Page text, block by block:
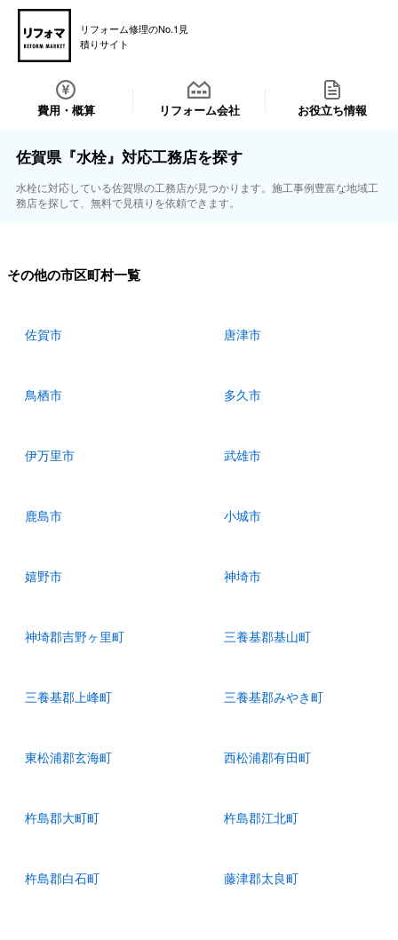
リフォーム修理のNo.1見
積りサイト
費用・概算 リフォーム会社 お役立ち情報
佐賀県『水栓』対応工務店を探す
水栓に対応している佐賀県の工務店が見つかります。施工事例豊富な地域工
務店を探して、無料で見積りを依頼できます。
その他の市区町村一覧
佐賀市 唐津市
鳥栖市 多久市
伊万里市 武雄市
鹿島市 小城市
嬉野市 神埼市
神埼郡吉野ヶ里町 三養基郡基山町
三養基郡上峰町 三養基郡みやき町
東松浦郡玄海町 西松浦郡有田町
杵島郡大町町 杵島郡江北町
杵島郡白石町 藤津郡太良町